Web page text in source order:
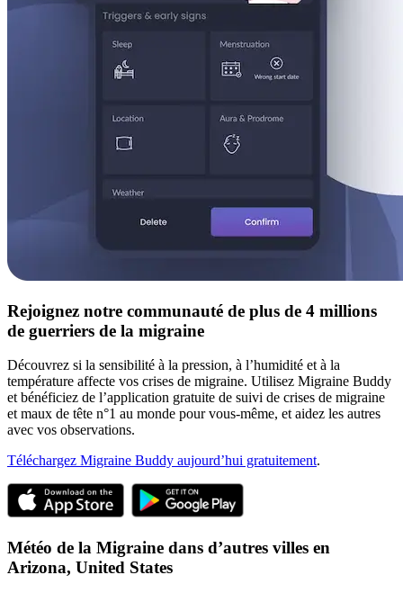
Rejoignez notre communauté de plus de 4 millions
de guerriers de la migraine
Découvrez si la sensibilité à la pression, à l’humidité et à la
température affecte vos crises de migraine. Utilisez Migraine Buddy
et bénéficiez de l’application gratuite de suivi de crises de migraine
et maux de tête n°1 au monde pour vous-même, et aidez les autres
avec vos observations.
Téléchargez Migraine Buddy aujourd’hui gratuitement.
Météo de la Migraine dans d’autres villes en
Arizona, United States